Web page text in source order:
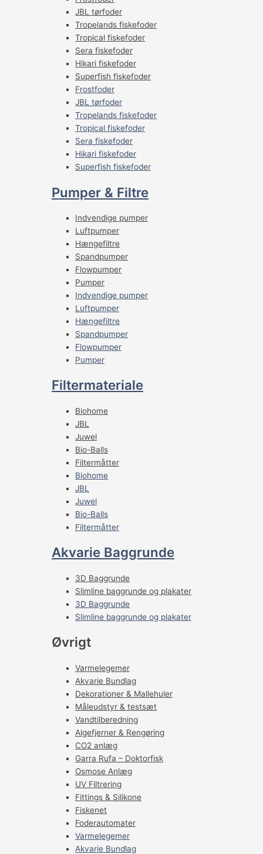
JBL tørfoder
Tropelands fiskefoder
Tropical fiskefoder
Sera fiskefoder
Hikari fiskefoder
Superfish fiskefoder
Frostfoder
JBL tørfoder
Tropelands fiskefoder
Tropical fiskefoder
Sera fiskefoder
Hikari fiskefoder
Superfish fiskefoder
Pumper & Filtre
Indvendige pumper
Luftpumper
Hængefiltre
Spandpumper
Flowpumper
Pumper
Indvendige pumper
Luftpumper
Hængefiltre
Spandpumper
Flowpumper
Pumper
Filtermateriale
Biohome
JBL
Juwel
Bio-Balls
Filtermåtter
Biohome
JBL
Juwel
Bio-Balls
Filtermåtter
Akvarie Baggrunde
3D Baggrunde
Slimline baggrunde og plakater
3D Baggrunde
Slimline baggrunde og plakater
Øvrigt
Varmelegemer
Akvarie Bundlag
Dekorationer & Mallehuler
Måleudstyr & testsæt
Vandtilberedning
Algefjerner & Rengøring
CO2 anlæg
Garra Rufa – Doktorfisk
Osmose Anlæg
UV Filtrering
Fittings & Silikone
Fiskenet
Foderautomater
Varmelegemer
Akvarie Bundlag